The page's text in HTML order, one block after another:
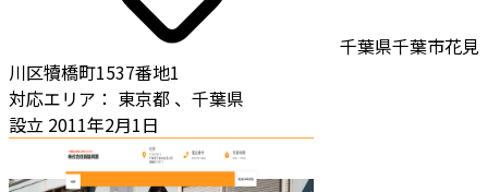
千葉県千葉市花見
川区犢橋町1537番地1
対応エリア： 東京都 、千葉県
設立 2011年2月1日